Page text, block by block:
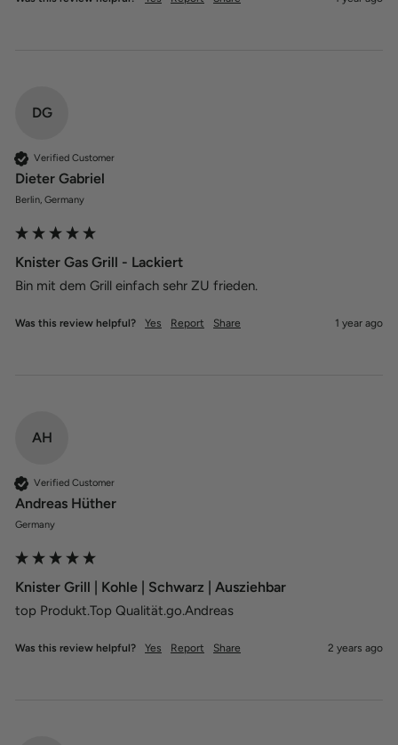
DG
Verified Customer
Dieter Gabriel
Berlin, Germany
Knister Gas Grill - Lackiert
Bin mit dem Grill einfach sehr ZU frieden.
Was this review helpful? Yes Report Share 1 year ago
AH
Verified Customer
Andreas Hüther
Germany
Knister Grill | Kohle | Schwarz | Ausziehbar
top Produkt.Top Qualität.go.Andreas
Was this review helpful? Yes Report Share 2 years ago